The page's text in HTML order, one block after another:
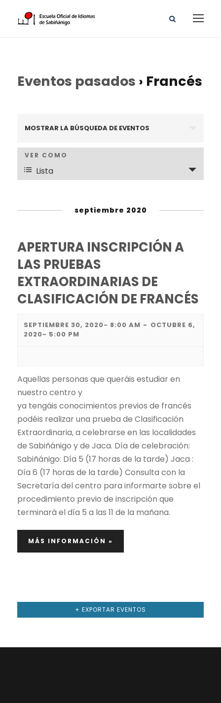
Eventos pasados › Francés
N
a
v
g
a
c
i
ó
n
e
b
ú
s
q
u
e
d
y
v
i
MOSTRAR LA BÚSQUEDA DE EVENTOS
N
a
g
a
c
i
ó
n
e
v
i
s
t
a
s
d
e
E
e
n
o
VER COMO
Lista
septiembre 2020
APERTURA INSCRIPCIÓN A
LAS PRUEBAS
EXTRAORDINARIAS DE
CLASIFICACIÓN DE FRANCÉS
SEPTIEMBRE 30, 2020- 8:00 AM - OCTUBRE 6,
2020- 5:00 PM
Aquellas personas que queráis estudiar en
nuestro centro y
ya tengáis conocimientos previos de francés
podéis realizar una prueba de Clasificación
Extraordinaria, a celebrarse en las localidades
de Sabiñánigo y de Jaca. Día de celebración:
Sabiñánigo: Día 5 (17 horas de la tarde) Jaca :
Día 6 (17 horas de la tarde) Consulta con la
Secretaría del centro para informarte sobre el
procedimiento previo de inscripción que
terminará el día 5 a las 11 de la mañana.
MÁS INFORMACIÓN »
+ EXPORTAR EVENTOS